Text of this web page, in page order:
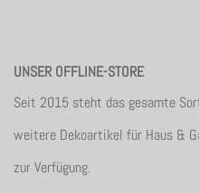
UNSER OFFLINE-STORE
Seit 2015 steht das gesamte
weitere Dekoartikel für Haus &
zur Verfügung.